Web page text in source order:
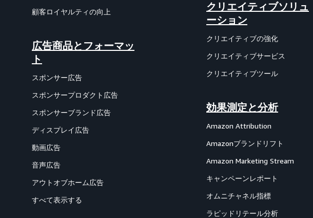
顧客ロイヤルティの向上
広告商品とフォーマッ
ト
スポンサー広告
スポンサープロダクト広告
スポンサーブランド広告
ディスプレイ広告
動画広告
音声広告
アウトオブホーム広告
すべて表示する
クリエイティブソリュ
ーション
クリエイティブの強化
クリエイティブサービス
クリエイティブツール
効果測定と分析
Amazon Attribution
Amazonブランドリフト
Amazon Marketing Stream
キャンペーンレポート
オムニチャネル指標
ラピッドリテール分析